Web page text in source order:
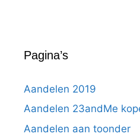
Pagina’s
Aandelen 2019
Aandelen 23andMe
Aandelen aan toonder